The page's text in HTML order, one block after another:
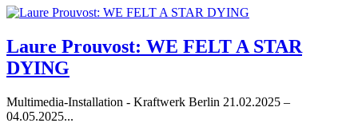
Laure Prouvost: WE FELT A STAR
DYING
Multimedia-Installation - Kraftwerk Berlin 21.02.2025 –
04.05.2025...